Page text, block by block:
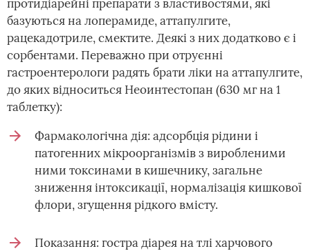
протидіарейні препарати з властивостями, які
базуються на лоперамиде, аттапулгите,
рацекадотриле, смектите. Деякі з них додатково є і
сорбентами. Переважно при отруєнні
гастроентерологи радять брати ліки на аттапулгите,
до яких відноситься Неоинтестопан (630 мг на 1
таблетку):
Фармакологічна дія: адсорбція рідини і
патогенних мікроорганізмів з виробленими
ними токсинами в кишечнику, загальне
зниження інтоксикації, нормалізація кишкової
флори, згущення рідкого вмісту.
Показання: гостра діарея на тлі харчового